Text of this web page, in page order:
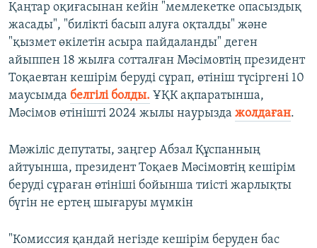
Қаңтар оқиғасынан кейін "мемлекетке опасыздық
жасады", "билікті басып алуға оқталды" және
"қызмет өкілетін асыра пайдаланды" деген
айыппен 18 жылға сотталған Мәсімовтің президент
Тоқаевтан кешірім беруді сұрап, өтініш түсіргені 10
маусымда белгілі болды. ҰҚК ақпаратынша,
Мәсімов өтінішті 2024 жылы наурызда жолдаған.
Мәжіліс депутаты, заңгер Абзал Құспанның
айтуынша, президент Тоқаев Мәсімовтің кешірім
беруді сұраған өтініші бойынша тиісті жарлықты
бүгін не ертең шығаруы мүмкін
"Комиссия қандай негізде кешірім беруден бас